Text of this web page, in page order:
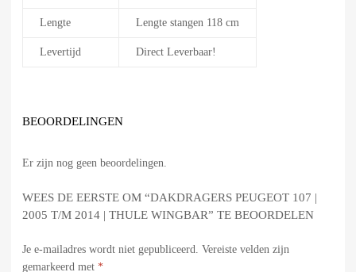
Lengte Lengte stangen 118 cm
Levertijd Direct Leverbaar!
BEOORDELINGEN
Er zijn nog geen beoordelingen.
WEES DE EERSTE OM “DAKDRAGERS PEUGEOT 107 |
2005 T/M 2014 | THULE WINGBAR” TE BEOORDELEN
Je e-mailadres wordt niet gepubliceerd. Vereiste velden zijn
gemarkeerd met *